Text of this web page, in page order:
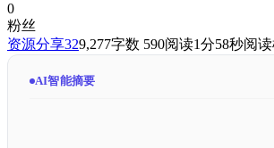
0
粉丝
资源分享329,277字数 590阅读1分58秒阅
AI智能摘要